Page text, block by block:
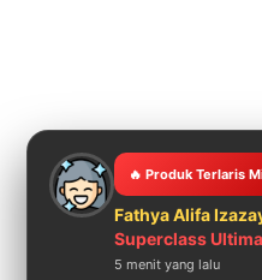
🔥 Produk Terlaris
Fathya Alifa
Superclass
5 menit yang lalu